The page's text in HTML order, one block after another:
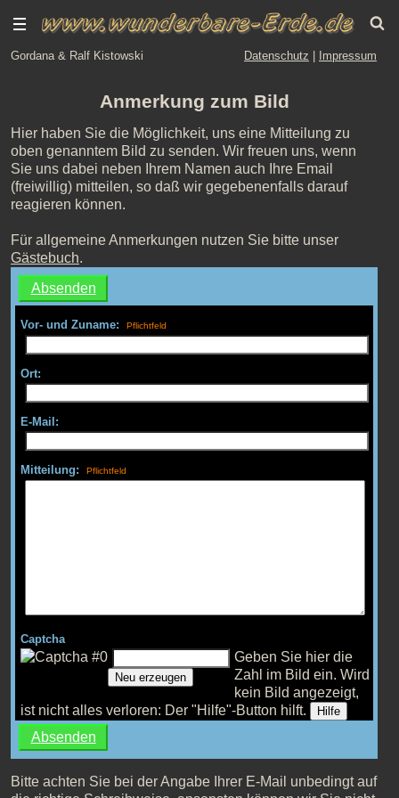
Gordana & Ralf Kistowski Datenschutz Impressum
Anmerkung zum Bild
Hier haben Sie die Möglichkeit, uns eine Mitteilung zu
oben genanntem Bild zu senden. Wir freuen uns, wenn
Sie uns dabei neben Ihrem Namen auch Ihre Email
(freiwillig) mitteilen, so daß wir gegebenenfalls darauf
reagieren können.
Für allgemeine Anmerkungen nutzen Sie bitte unser
Gästebuch.
Vor- und Zuname:
Ort:
E-Mail:
Mitteilung:
Captcha
Neu erzeugen
Geben Sie hier die
Zahl im Bild ein. Wird
kein Bild angezeigt,
ist nicht alles verloren: Der "Hilfe"-Button hilft.
Hilfe
Bitte achten Sie bei der Angabe Ihrer E-Mail unbedingt auf